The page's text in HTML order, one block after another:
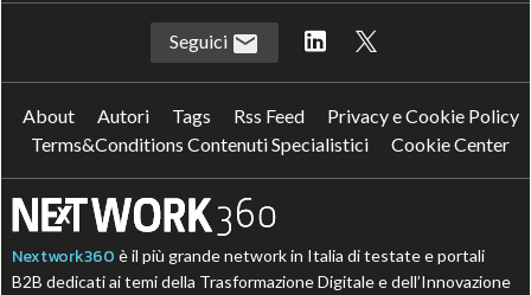
Seguici
About Autori Tags Rss Feed
Privacy e Cookie Policy
Terms&Conditions Contenuti Specialistici
Cookie Center
Nextwork360 è il più grande network in Italia di testate e portali
B2B dedicati ai temi della Trasformazione Digitale e dell’Innovazione